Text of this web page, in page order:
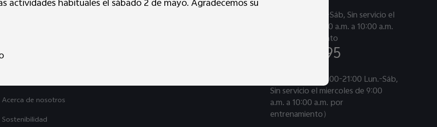
La vida en vivo
Acerca de nosotros
Sostenibilidad
9:00-21:00 Lun.-Sáb, Sin servicio el
miercoles de 9:00 a.m. a 10:00 a.m.
por entrenamiento
080074895
Chat en vivo（9:00-21:00 Lun.-Sáb,
Sin servicio el miercoles de 9:00
a.m. a 10:00 a.m. por
entrenamiento）
actividades habituales el sábado 2 de mayo. Agradecemos su